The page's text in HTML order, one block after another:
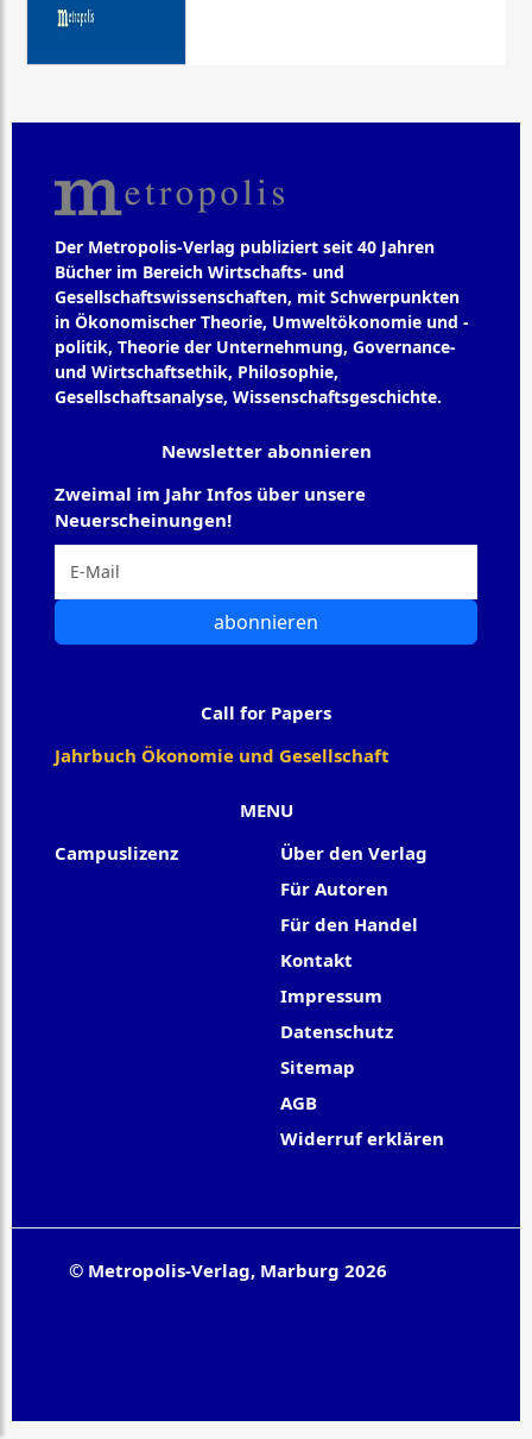
Der Metropolis-Verlag publiziert seit 40 Jahren
Bücher im Bereich Wirtschafts- und
Gesellschaftswissenschaften, mit Schwerpunkten
in Ökonomischer Theorie, Umweltökonomie und -
politik, Theorie der Unternehmung, Governance-
und Wirtschaftsethik, Philosophie,
Gesellschaftsanalyse, Wissenschaftsgeschichte.
MENU
Campuslizenz
Über den Verlag
Für Autoren
Für den Handel
Kontakt
Impressum
Datenschutz
Sitemap
AGB
Widerruf erklären
Newsletter abonnieren
Zweimal im Jahr Infos über unsere
Neuerscheinungen!
abonnieren
Call for Papers
Jahrbuch Ökonomie und Gesellschaft
© Metropolis-Verlag, Marburg 2026